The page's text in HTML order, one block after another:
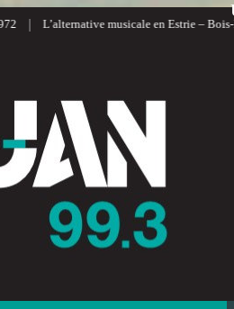
| L’alternative musicale en Estrie – Bois-